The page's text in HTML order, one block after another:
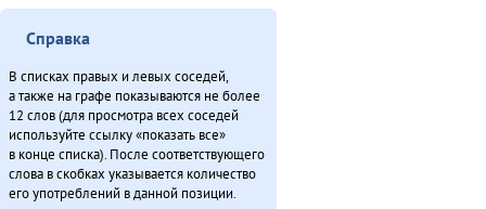
Со бэе Эринындя-мата (1981)
Упкатңи илэл Буга̄ду бидерӣтын (2009)
Хаварук ООО «Традиционнай Северӈи булталин» [2] (2013)
Хо̄ бэе (2011)
Хэвэкӣнӯн ӈинакин тадук Ха̄ргӣ (2011)
Чинанайкун – эвэнки тэкэнын (1988)
Чинанай Омолгичанын (1988)
Справка
В списках правых и левых соседей,
а также на графе показываются не более
12 слов (для просмотра всех соседей
используйте ссылку «показать все»
в конце списка). После соответствующего
слова в скобках указывается количество
его употреблений в данной позиции.